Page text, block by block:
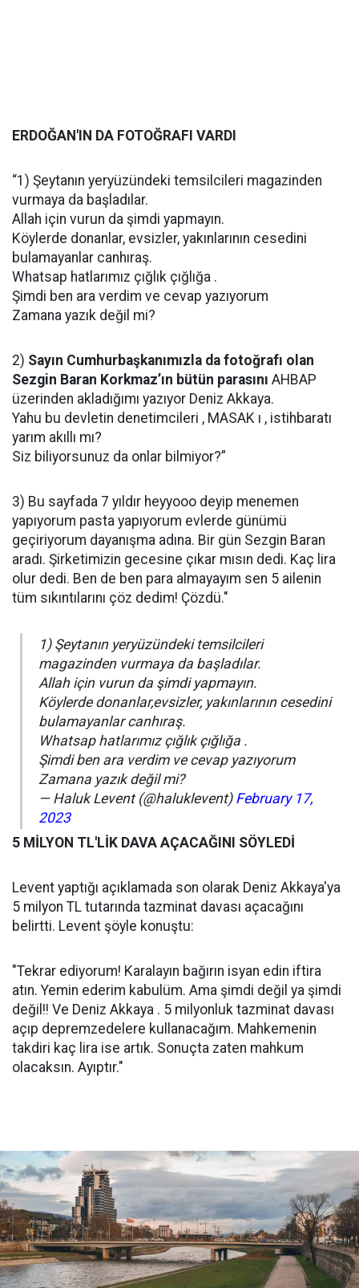
ERDOĞAN'IN DA FOTOĞRAFI VARDI
“1) Şeytanın yeryüzündeki temsilcileri magazinden
vurmaya da başladılar.
Allah için vurun da şimdi yapmayın.
Köylerde donanlar, evsizler, yakınlarının cesedini
bulamayanlar canhıraş.
Whatsap hatlarımız çığlık çığlığa .
Şimdi ben ara verdim ve cevap yazıyorum
Zamana yazık değil mi?
2) Sayın Cumhurbaşkanımızla da fotoğrafı olan
Sezgin Baran Korkmaz’ın bütün parasını AHBAP
üzerinden akladığımı yazıyor Deniz Akkaya.
Yahu bu devletin denetimcileri , MASAK ı , istihbaratı
yarım akıllı mı?
Siz biliyorsunuz da onlar bilmiyor?”
3) Bu sayfada 7 yıldır heyyooo deyip menemen
yapıyorum pasta yapıyorum evlerde günümü
geçiriyorum dayanışma adına. Bir gün Sezgin Baran
aradı. Şirketimizin gecesine çıkar mısın dedi. Kaç lira
olur dedi. Ben de ben para almayayım sen 5 ailenin
tüm sıkıntılarını çöz dedim! Çözdü."
1) Şeytanın yeryüzündeki temsilcileri
magazinden vurmaya da başladılar.
Allah için vurun da şimdi yapmayın.
Köylerde donanlar,evsizler, yakınlarının cesedini
bulamayanlar canhıraş.
Whatsap hatlarımız çığlık çığlığa .
Şimdi ben ara verdim ve cevap yazıyorum
Zamana yazık değil mi?
— Haluk Levent (@haluklevent) February 17,
2023
5 MİLYON TL'LİK DAVA AÇACAĞINI SÖYLEDİ
Levent yaptığı açıklamada son olarak Deniz Akkaya'ya
5 milyon TL tutarında tazminat davası açacağını
belirtti. Levent şöyle konuştu:
"Tekrar ediyorum! Karalayın bağırın isyan edin iftira
atın. Yemin ederim kabulüm. Ama şimdi değil ya şimdi
değil!! Ve Deniz Akkaya . 5 milyonluk tazminat davası
açıp depremzedelere kullanacağım. Mahkemenin
takdiri kaç lira ise artık. Sonuçta zaten mahkum
olacaksın. Ayıptır."